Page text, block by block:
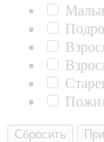
Сбросить